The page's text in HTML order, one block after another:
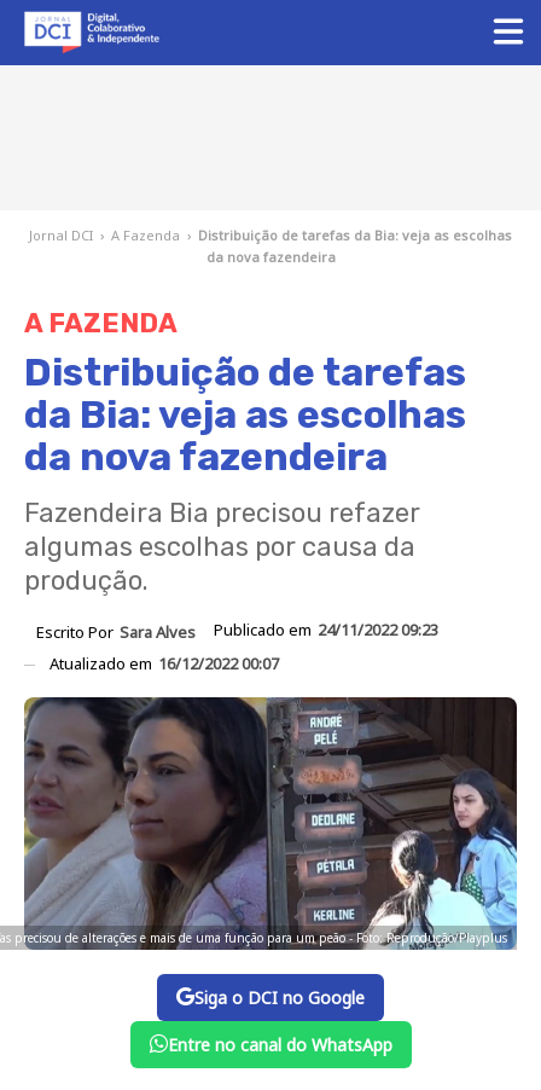
Jornal DCI › A Fazenda › Distribuição de tarefas da Bia: veja as escolhas
da nova fazendeira
A FAZENDA
Distribuição de tarefas
da Bia: veja as escolhas
da nova fazendeira
Fazendeira Bia precisou refazer
algumas escolhas por causa da
produção.
Escrito Por Sara Alves Publicado em 24/11/2022 09:23
Atualizado em 16/12/2022 00:07
precisou de alterações e mais de uma função para um peão - Foto: Reprodução/Playplus
Siga o DCI no Google
Entre no canal do WhatsApp